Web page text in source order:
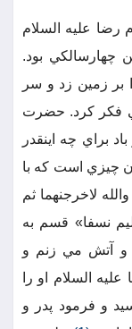
رضا عليه السلام
چهارسالكي بود.
بر زمين زد و سر
فكر كرد. حضرت
براي چه اينقدر
چيزي است كه با
لاخرجنهما ثم
نسفا» قسم به
و آتش مي زنم و
السلام او را
و فرمود پدر و